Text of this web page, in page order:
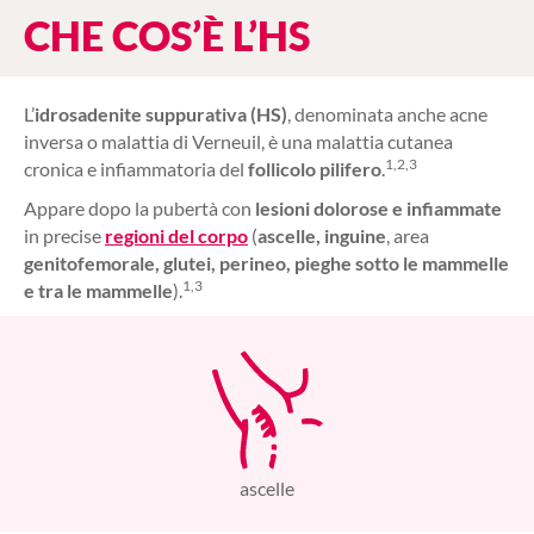
CHE COS’È L’HS
L’idrosadenite suppurativa (HS), denominata anche acne
inversa o malattia di Verneuil, è una malattia cutanea
cronica e infiammatoria del follicolo pilifero.1,2,3
Appare dopo la pubertà con lesioni dolorose e infiammate
in precise regioni del corpo (ascelle, inguine, area
genitofemorale, glutei, perineo, pieghe sotto le mammelle
e tra le mammelle).1,3
ascelle